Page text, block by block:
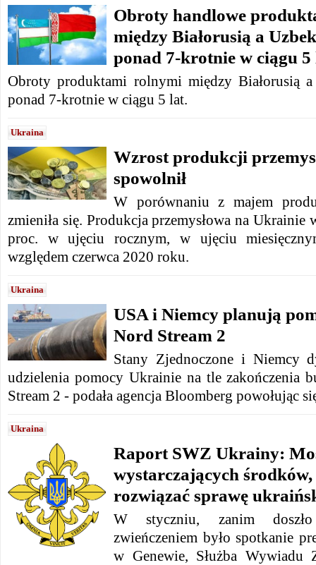
Obroty handlowe
między Białorusią a
ponad 7-krotnie w ciągu 5
Obroty produktami rolnymi między Białorusią a
ponad 7-krotnie w ciągu 5 lat.
Ukraina
Wzrost produkcji
spowolnił
W porównaniu z majem
zmieniła się. Produkcja przemysłowa na Ukrainie
proc. w ujęciu rocznym, w ujęciu
względem czerwca 2020 roku.
Ukraina
USA i Niemcy planują
Nord Stream 2
Stany Zjednoczone i Niemcy
udzielenia pomocy Ukrainie na tle zakończenia
Stream 2 - podała agencja Bloomberg powołując
Ukraina
Raport SWZ Ukrainy:
wystarczających środków,
rozwiązać sprawę
W styczniu, zanim
zwieńczeniem było spotkanie
w Genewie, Służba Wywiadu